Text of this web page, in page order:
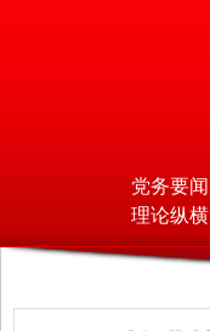
党务要闻
理论纵横